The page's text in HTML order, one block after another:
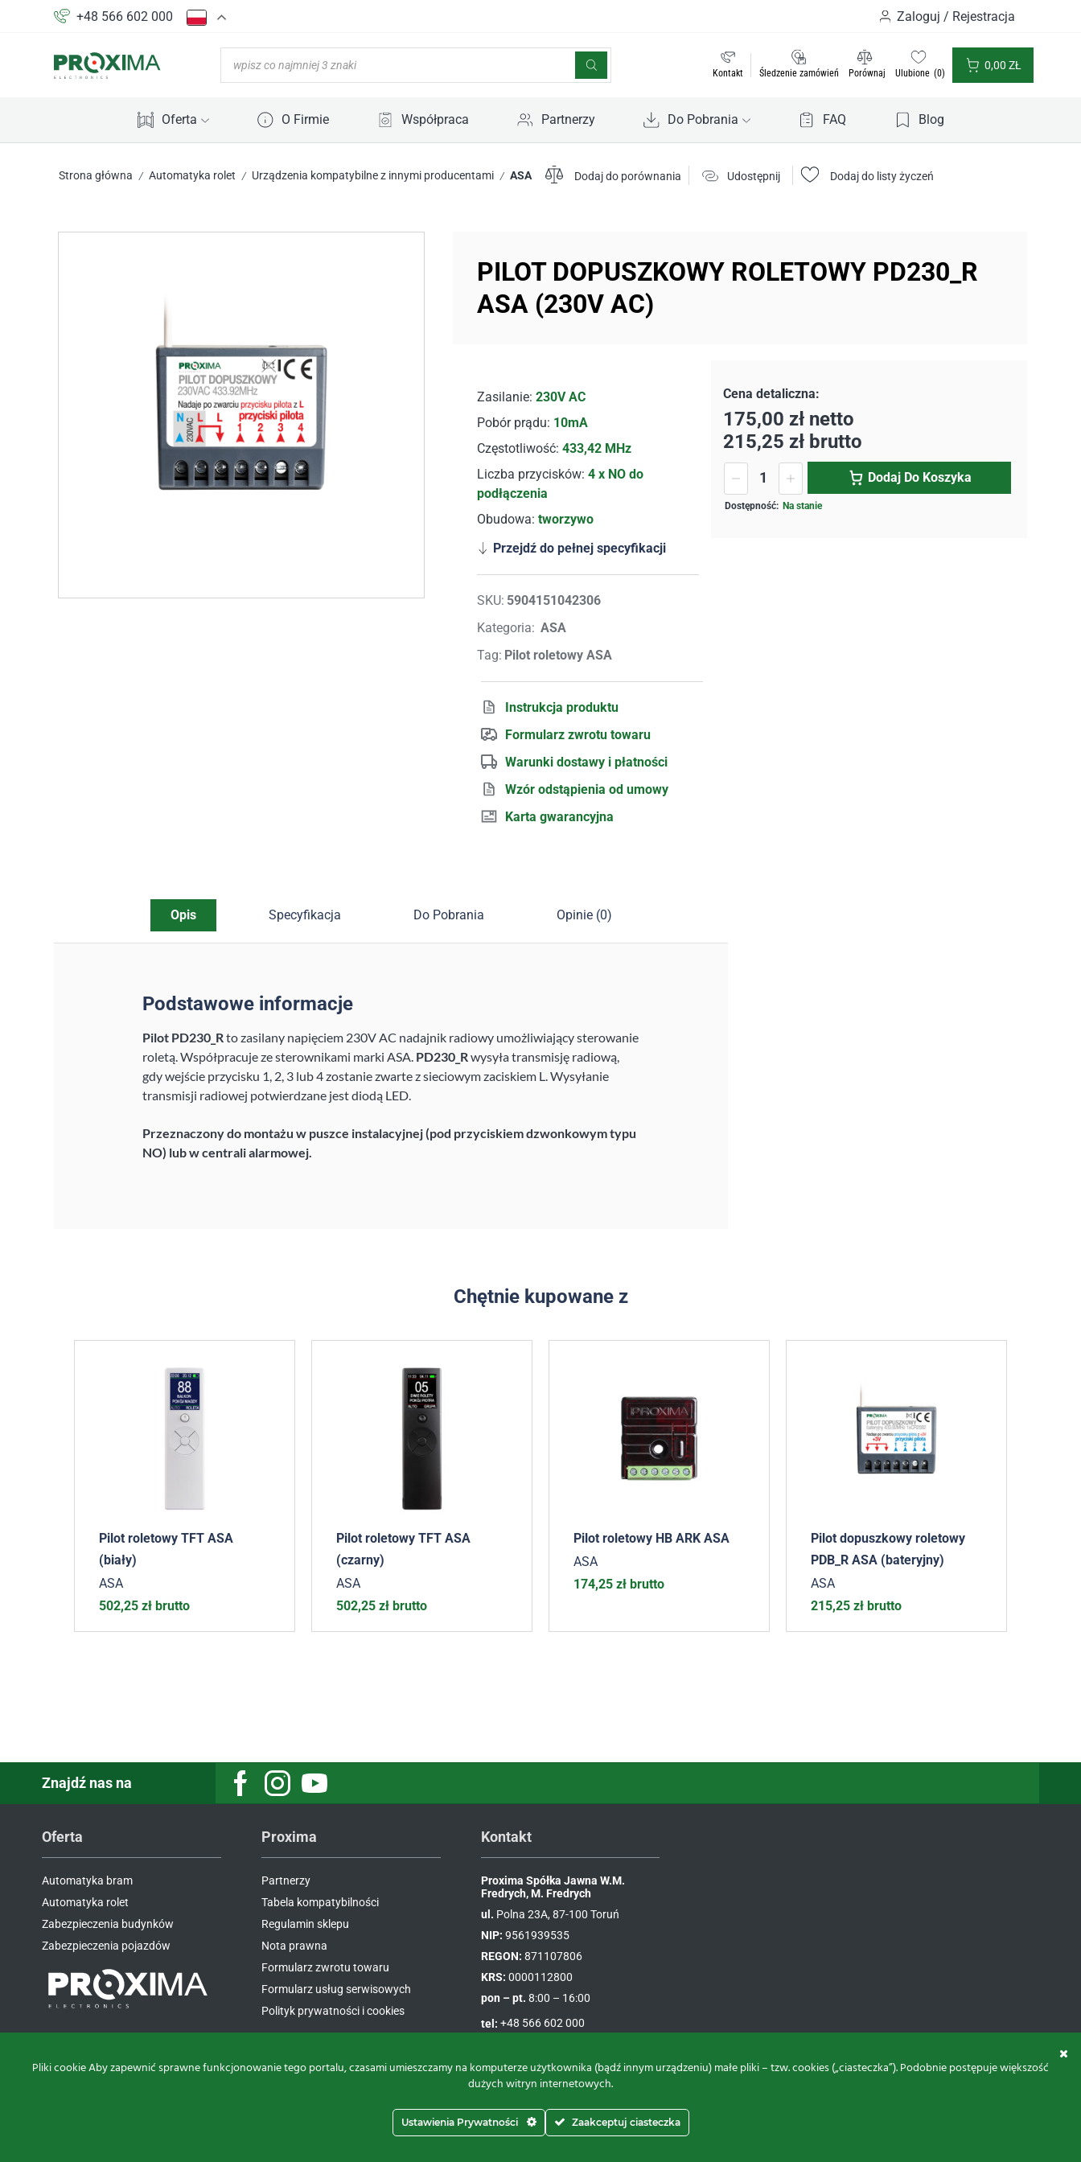
+48 566 602 000 Zaloguj / Rejestracja
Kontakt Śledzenie zamówień Porównaj Ulubione 0
0,00 ZŁ
Oferta O Firmie Współpraca Partnerzy Do Pobrania FAQ Blog
Strona główna / Automatyka rolet / Urządzenia kompatybilne z innymi producentami / ASA Dodaj do porównania Udostępnij Dodaj do listy życzeń
PILOT DOPUSZKOWY ROLETOWY PD230_R
ASA (230V AC)
Zasilanie: 230V AC
Pobór prądu: 10mA
Częstotliwość: 433,42 MHz
Liczba przycisków: 4 x NO do
podłączenia
Obudowa: tworzywo
Przejdź do pełnej specyfikacji
SKU: 5904151042306
Kategoria: ASA
Tag: Pilot roletowy ASA
Instrukcja produktu
Formularz zwrotu towaru
Warunki dostawy i płatności
Wzór odstąpienia od umowy
Karta gwarancyjna
175,00zł netto
215,25zł brutto
Na stanie
Dodaj Do Koszyka
Opis Specyfikacja Do Pobrania Opinie (0)
Podstawowe informacje
Pilot PD230_Rto zasilany napięciem 230V AC nadajnik radiowy umożliwiający sterowanie
roletą. Współpracuje ze sterownikami marki ASA. PD230_Rwysyła transmisję radiową,
gdy wejście przycisku 1, 2, 3 lub 4 zostanie zwarte z sieciowym zaciskiem L. Wysyłanie
transmisji radiowej potwierdzane jest diodą LED.
Przeznaczony do montażu w puszce instalacyjnej (pod przyciskiem dzwonkowym typu
NO) lub w centrali alarmowej.
Chętnie kupowane z
Pilot roletowy TFT ASA
(biały)
ASA
502,25 zł brutto
Pilot roletowy TFT ASA
(czarny)
ASA
502,25 zł brutto
Pilot roletowy HB ARK ASA
ASA
174,25 zł brutto
Pilot dopuszkowy roletowy
PDB_R ASA (bateryjny)
ASA
215,25 zł brutto
Znajdź nas na
Oferta
Automatyka bram
Automatyka rolet
Zabezpieczenia budynków
Zabezpieczenia pojazdów
Proxima
Partnerzy
Tabela kompatybilności
Regulamin sklepu
Nota prawna
Formularz zwrotu towaru
Formularz usług serwisowych
Polityk prywatności i cookies
Kontakt
Proxima Spółka Jawna W.M.
Fredrych, M. Fredrych
ul. Polna 23A, 87-100 Toruń
NIP: 9561939535
REGON: 871107806
KRS: 0000112800
pon – pt. 8:00 – 16:00
tel: +48 566 602 000
Pliki cookie Aby zapewnić sprawne funkcjonowanie tego portalu, czasami umieszczamy na komputerze użytkownika (bądź innym urządzeniu) małe pliki – tzw. cookies („ciasteczka”). Podobnie postępuje większość
dużych witryn internetowych.
Zaakceptuj ciasteczka
Ustawienia Prywatności